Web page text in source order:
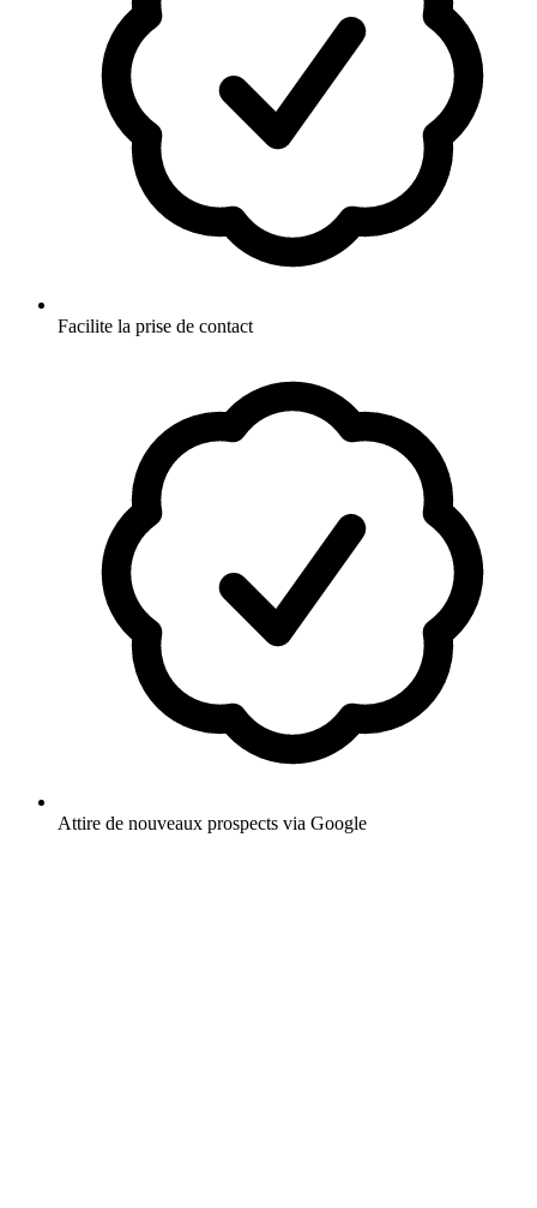
Facilite la prise de contact
Attire de nouveaux prospects via Google